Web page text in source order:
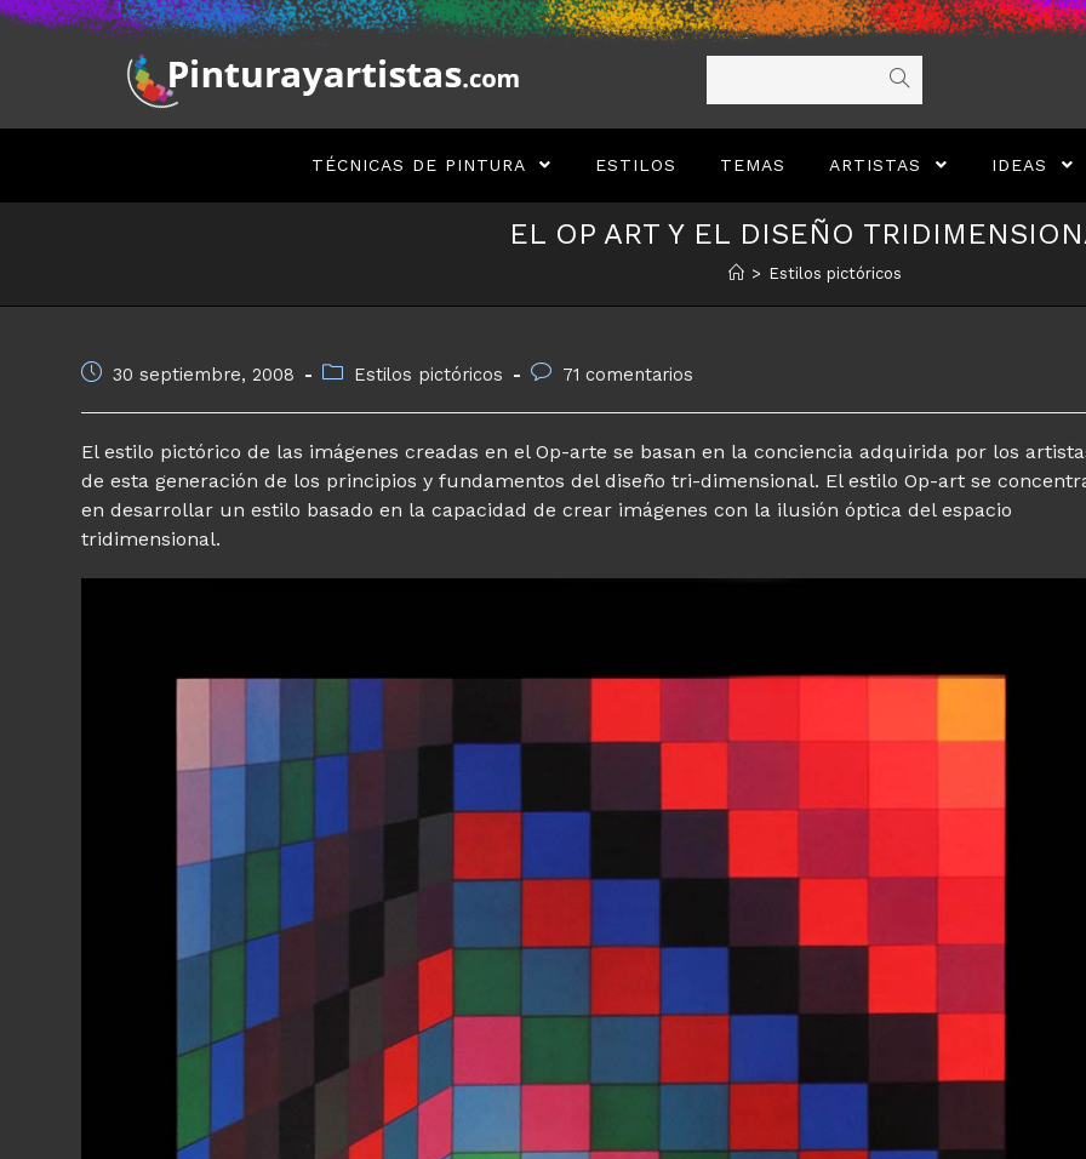
Saltar
TÉCNICAS DE PINTURA ESTILOS TEMAS ARTISTAS IDEAS
EL OP ART Y EL DISEÑO
> Estilos pictóricos
Publicación
entrada:
30 septiembre, 2008
Categoría
entrada:
Estilos pictóricos
Comentarios
entrada:
71 comentarios
El estilo pictórico de las imágenes creadas en el Op-arte se basan en la conciencia adquirida por los
de esta generación de los principios y fundamentos del diseño tri-dimensional. El estilo Op-art se
en desarrollar un estilo basado en la capacidad de crear imágenes con la ilusión óptica del espacio
tridimensional.